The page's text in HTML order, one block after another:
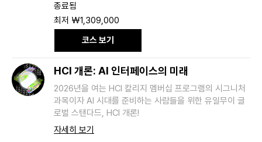
종료됨
최
저
민
원
최저 ₩1,309,000
코스 보기
HCI 개론: AI 인터페이스의 미래
2026년을 여는 HCI 칼리지 멤버십 프로그램의 시그니처
과목이자 AI 시대를 준비하는 사람들을 위한 유일무이 글
로벌 스탠다드, HCI 개론!
자세히 보기